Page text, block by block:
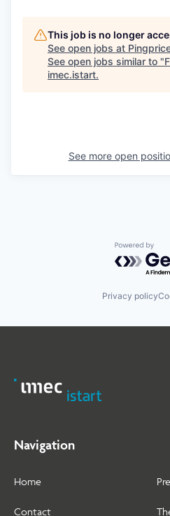
This job is no longer
See open jobs at
See open jobs similar to "
imec.istart.
See more open
Powered
Privacy policy
Navigation
Home
Contact